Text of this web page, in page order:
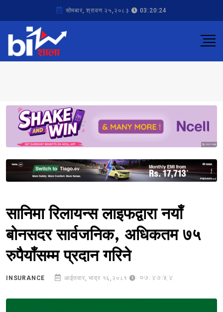
सोमबार, श्रावण २५,२०८३ 03:20:24
Sponsored
Sponsored
सानिमा रिलायन्स लाइफद्वारा नयाँ
बोनसदर सार्वजनिक, अधिकतम ७५
रुपैयाँसम्म प्रदान गरिने
INSURANCE आईतवार, भाद्र १६,२०८१ 07:47:54